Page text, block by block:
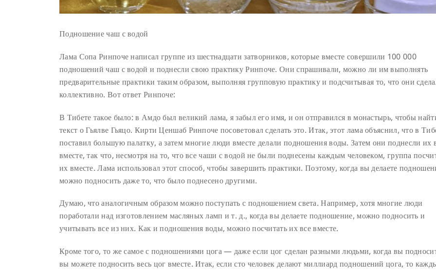
Подношение чаш с водой
Лама Сопа Ринпоче написал группе из шестнадцати затворников, которые вместе совершили 100 000
подношений чаш с водой и поднесли свою практику Ринпоче. Они спрашивали, можно ли им выполнять
предварительные практики таким образом, выполняя групповую практику и подсчитывая то, что они
коллективно. Вот ответ Ринпоче:
В Тибете такое было: в Амдо был великий лама, я забыл его имя, и он отправился в монастырь, чтобы
текст о Гьялве Гьяцо. Кирти Ценшаб Ринпоче посоветовал сделать это. Итак, этот лама объяснил, что в
поставил большую палатку, а затем многие люди вместе делали подношения воды. Затем они поднесли их
вместе, так что, несмотря на то, что все чаши с водой не были поднесены каждым человеком, группа
их вместе. Лама использовал этот способ, чтобы завершить практики. Поэтому, когда вы делаете
можно подносить даже то, что было поднесено другими.
Думаю, что аналогичным образом можно поступать с подношением света. Например, хотя многие люди
поработали над изготовлением масляных ламп и т. д., когда вы делаете подношение, можно подносить и
учитывать все из них. Как и подношения воды, можно посчитать их все вместе.
Кроме того, то же самое с подношениями цога — даже если цог сделан разными людьми, когда вы
вы можете подносить весь цог вместе. Итак, если сто человек делают миллиард подношений цога, то